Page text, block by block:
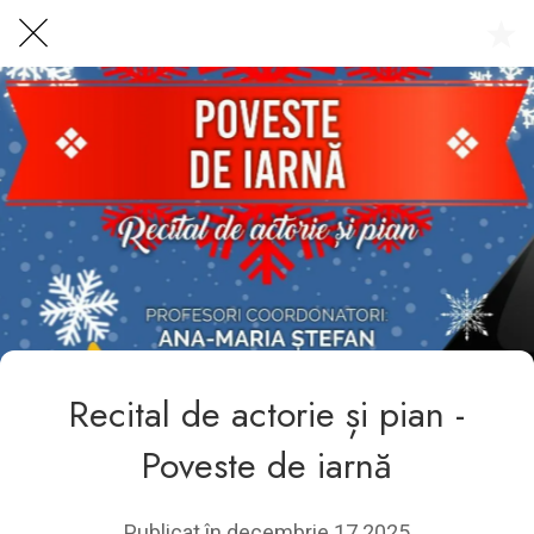
Recital de actorie și pian -
Poveste de iarnă
Centrul Burada 🇷🇴 🇬🇧 🇫🇷 🇺🇦
Asistentul Centrului Cultural Teodor T. Burada